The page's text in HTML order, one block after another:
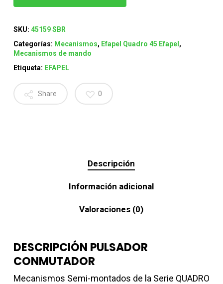
SKU: 45159 SBR
Categorías: Mecanismos, Efapel Quadro 45 Efapel ,
Mecanismos de mando
Etiqueta: EFAPEL
Share 0
Descripción
Información adicional
Valoraciones (0)
DESCRIPCIÓN PULSADOR
CONMUTADOR
Mecanismos Semi-montados de la Serie QUADRO